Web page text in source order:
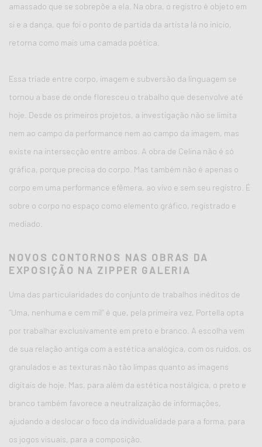
amassado que se sobrepõe a ela. Na obra, o registro é objeto em
si e a dança, que foi o ponto de partida da artista lá no início,
retorna como mais uma camada poética.
Essa tríade entre corpo, imagem e subversão da linguagem se
tornou a base de onde floresceu o trabalho que desenvolve até
hoje. Desde os primeiros projetos, a investigação não se limita
nem ao campo da performance nem ao campo da imagem, mas
existe na intersecção entre ambos. A obra de Celina não é só
gráfica, porque precisa do corpo. Mas também não é apenas o
corpo em uma performance efêmera, ao vivo e sem seu registro. É
sobre o corpo no espaço como elemento gráfico, registrado e
mediado.
NOVOS CONTORNOS NAS OBRAS DA
EXPOSIÇÃO NA ZIPPER GALERIA
Uma das particularidades do conjunto de trabalhos inéditos de
“Uma, nenhuma e cem mil” é que, pela primeira vez, Portella opta
por trabalhar exclusivamente em preto e branco. A escolha vem
de sua relação antiga com a estética analógica, com os ruídos, os
granulados e as texturas não tão limpas quanto as imagens
digitais de hoje. Mas, para além da estética nostálgica, o preto e
branco também favorece a neutralização de informações,
ajudando a deslocar o foco da individualidade para a forma, para
os jogos visuais, para a composição.